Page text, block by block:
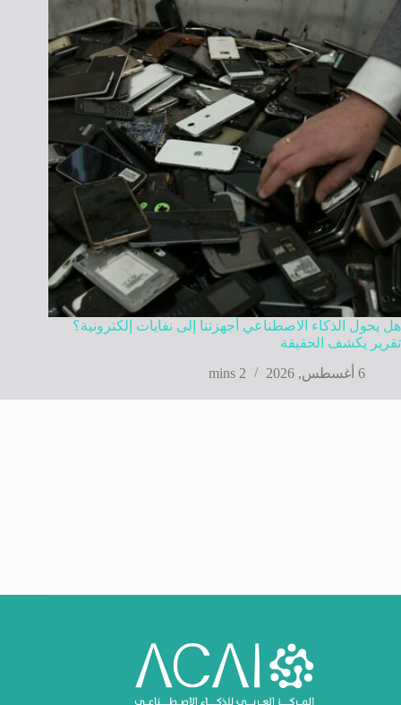
هل يحول الذكاء الاصطناعي أجهزتنا إلى نفايات إلكترونية؟
تقرير يكشف الحقيقة
6 أغسطس, 2026
2 mins